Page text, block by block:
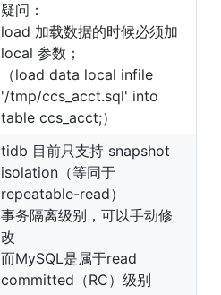
疑问：
load 加载数据的时候必须加
local 参数；
（load data local infile
'/tmp/ccs_acct.sql' into
table ccs_acct;）
tidb 目前只支持 snapshot
isolation（等同于
repeatable-read）
事务隔离级别，可以手动修
改
而MySQL是属于read
committed（RC）级别